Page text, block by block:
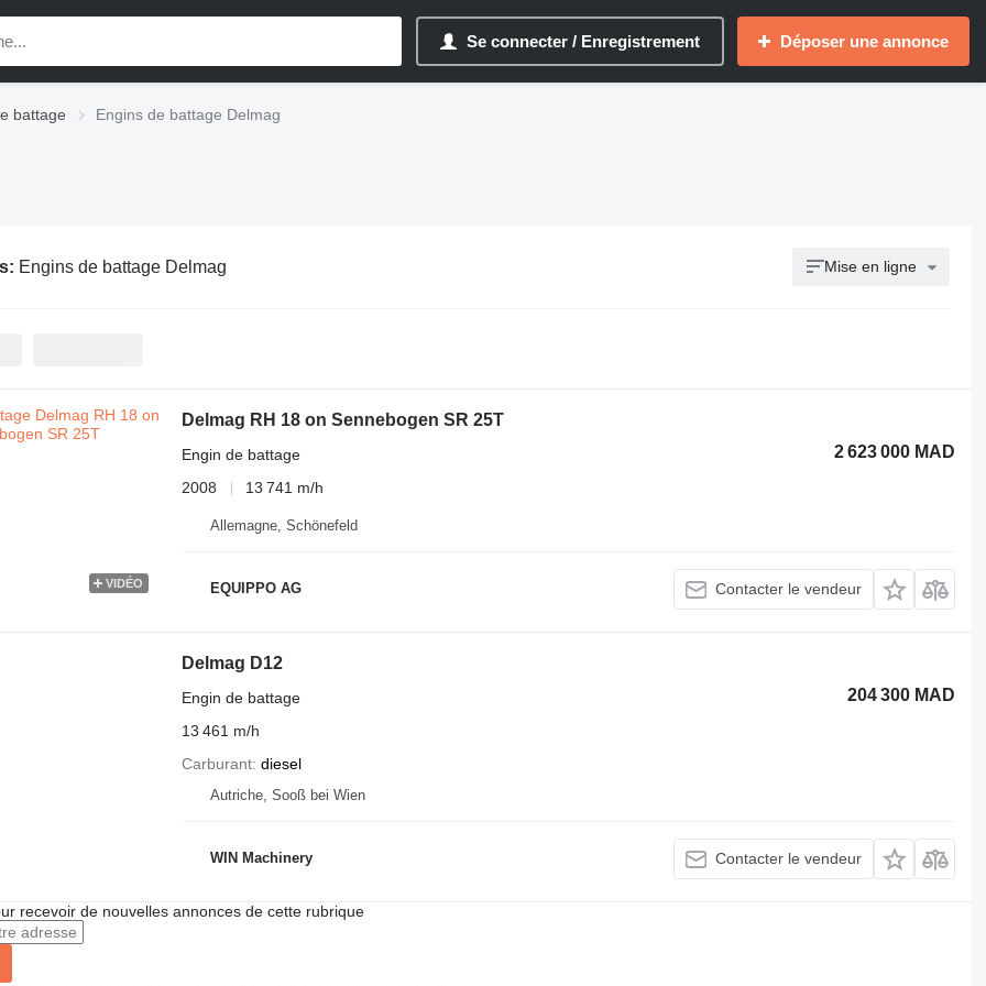
Se connecter / Enregistrement Déposer une annonce
battage Engins de battage Delmag
Engins de battage Delmag Mise en ligne
VIDÉO
Delmag RH 18 on Sennebogen SR 25T
2 623 000 MAD
Engin de battage
2008
13 741 m/h
Allemagne, Schönefeld
EQUIPPO AG Contacter le vendeur
Delmag D12
204 300 MAD
Engin de battage
13 461 m/h
Carburant diesel
Autriche, Sooß bei Wien
WIN Machinery Contacter le vendeur
recevoir de nouvelles annonces de cette rubrique